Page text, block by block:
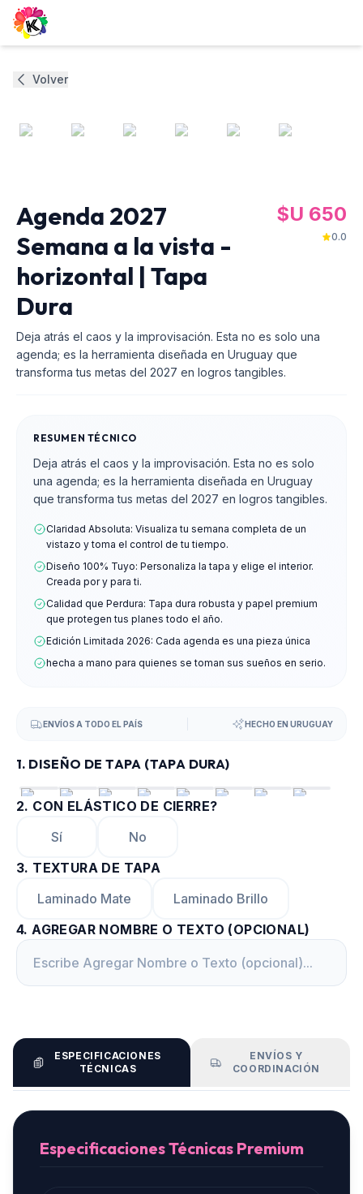
Volver
Agenda 2027
Semana a la vista -
horizontal | Tapa
Dura
$U 650
0.0
Deja atrás el caos y la improvisación. Esta no es solo una
agenda; es la herramienta diseñada en Uruguay que
transforma tus metas del 2027 en logros tangibles.
RESUMEN TÉCNICO
Deja atrás el caos y la improvisación. Esta no es solo
una agenda; es la herramienta diseñada en Uruguay
que transforma tus metas del 2027 en logros tangibles.
Claridad Absoluta: Visualiza tu semana completa de un
vistazo y toma el control de tu tiempo.
Diseño 100% Tuyo: Personaliza la tapa y elige el interior.
Creada por y para ti.
Calidad que Perdura: Tapa dura robusta y papel premium
que protegen tus planes todo el año.
Edición Limitada 2026: Cada agenda es una pieza única
hecha a mano para quienes se toman sus sueños en serio.
ENVÍOS A TODO EL PAÍS HECHO EN URUGUAY
1. DISEÑO DE TAPA (TAPA DURA)
2. CON ELÁSTICO DE CIERRE?
Sí
No
3. TEXTURA DE TAPA
Laminado Mate
Laminado Brillo
4.AGREGAR NOMBRE O TEXTO (OPCIONAL)
ESPECIFICACIONES
TÉCNICAS
ENVÍOS Y
COORDINACIÓN
Especificaciones Técnicas Premium